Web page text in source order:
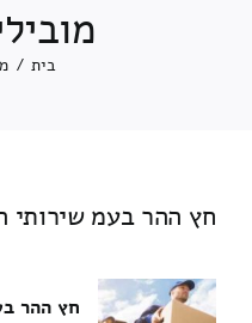
בית /
חץ ההר בעמ שירותי
חץ ההר